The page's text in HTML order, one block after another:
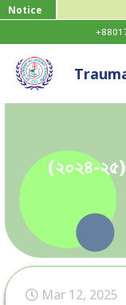
Notice
(২০২৪-২৫)
Mar 12, 2025